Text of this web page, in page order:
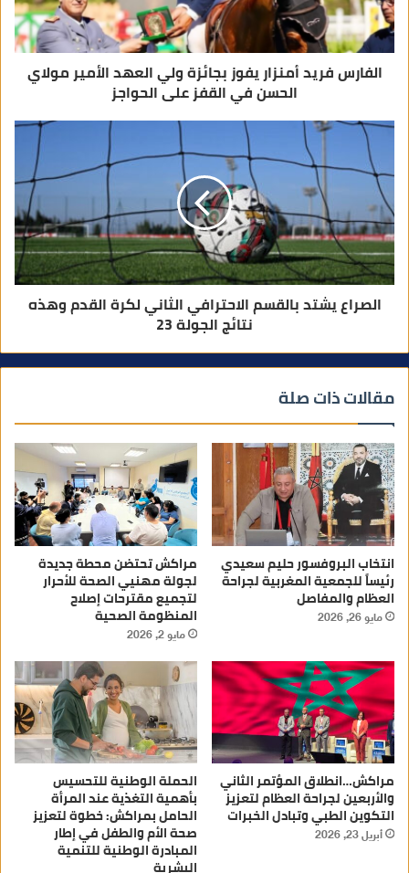
ن
ي
الفارس فريد أمنزار يفوز بجائزة ولي العهد الأمير مولاي
الحسن في القفز على الحواجز
الصراع يشتد بالقسم الاحترافي الثاني لكرة القدم وهذه
نتائج الجولة 23
مقالات ذات صلة
انتخاب البروفسور حليم سعيدي
رئيساً للجمعية المغربية لجراحة
العظام والمفاصل
مايو 26, 2026
مراكش تحتضن محطة جديدة
لجولة مهنيي الصحة للأحرار
لتجميع مقترحات إصلاح
المنظومة الصحية
مايو 2, 2026
مراكش…انطلاق المؤتمر الثاني
والأربعين لجراحة العظام لتعزيز
التكوين الطبي وتبادل الخبرات
أبريل 23, 2026
الحملة الوطنية للتحسيس
بأهمية التغذية عند المرأة
الحامل بمراكش: خطوة لتعزيز
صحة الأم والطفل في إطار
المبادرة الوطنية للتنمية
البشرية